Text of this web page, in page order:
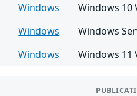
Windows
Windows 10
Windows
Windows
Windows Windows 11